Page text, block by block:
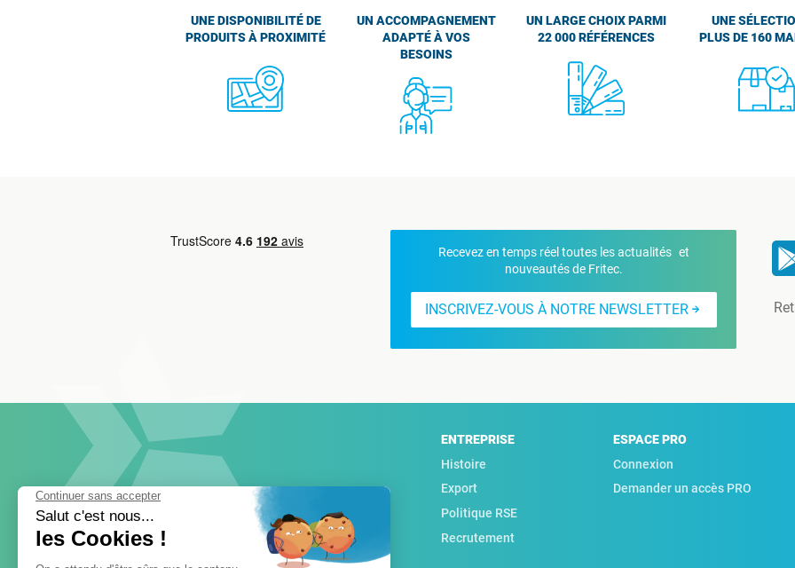
UNE DISPONIBILITÉ DE
PRODUITS À PROXIMITÉ
UN ACCOMPAGNEMENT
ADAPTÉ À VOS
BESOINS
UN LARGE CHOIX PARMI
22 000 RÉFÉRENCES
UNE
PLUS DE 160
Recevez en temps réel toutes les actualités et
nouveautés de Fritec.
INSCRIVEZ-VOUS À NOTRE NEWSLETTER
ENTREPRISE
Histoire
Export
Politique RSE
Recrutement
ESPACE PRO
Connexion
Demander un accès PRO